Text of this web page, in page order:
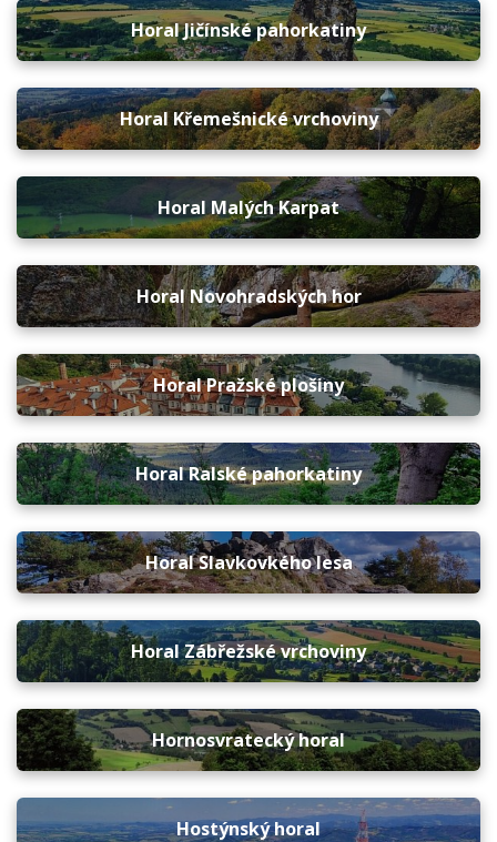
Horal Jičínské pahorkatiny
Horal Křemešnické vrchoviny
Horal Malých Karpat
Horal Novohradských hor
Horal Pražské plošiny
Horal Ralské pahorkatiny
Horal Slavkovkého lesa
Horal Zábřežské vrchoviny
Hornosvratecký horal
Hostýnský horal